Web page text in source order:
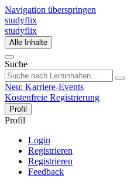
Navigation überspringen
studyflix
studyflix
Alle Inhalte
Suche
Neu: Karriere-Events
Kostenfreie Registrierung
Profil
Profil
Login
Registrieren
Registrieren
Feedback